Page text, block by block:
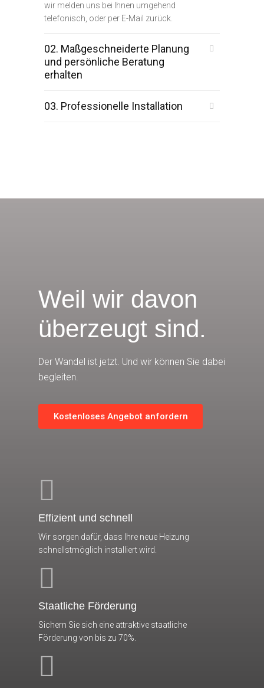
wir melden uns bei Ihnen umgehend
telefonisch, oder per E-Mail zurück.
02. Maßgeschneiderte Planung
und persönliche Beratung
erhalten
03. Professionelle Installation
Weil wir davon
überzeugt sind.
Der Wandel ist jetzt. Und wir können Sie dabei
begleiten.
Kostenloses Angebot anfordern
Effizient und schnell
Wir sorgen dafür, dass Ihre neue Heizung
schnellstmöglich installiert wird.
Staatliche Förderung
Sichern Sie sich eine attraktive staatliche
Förderung von bis zu 70%.